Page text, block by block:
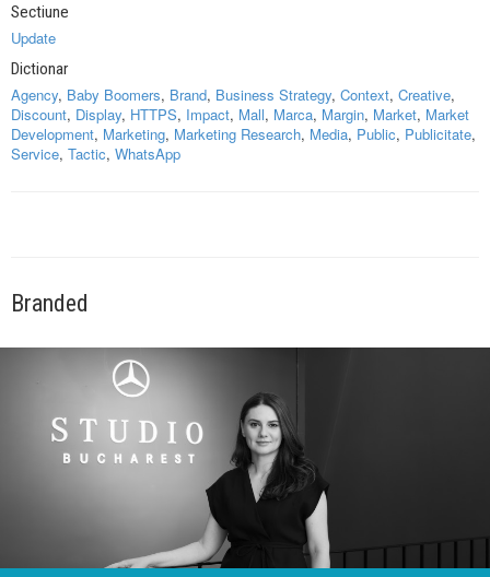
Sectiune
Update
Dictionar
Agency, Baby Boomers, Brand, Business Strategy, Context, Creative,
Discount, Display, HTTPS, Impact, Mall, Marca, Margin, Market, Market
Development, Marketing, Marketing Research, Media, Public, Publicitate,
Service, Tactic, WhatsApp
Branded